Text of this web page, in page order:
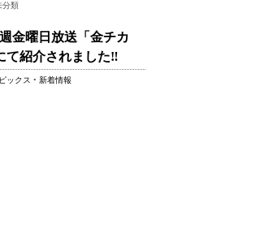
分類
金曜日放送「金チカ
て紹介されました‼
ックス • 新着情報